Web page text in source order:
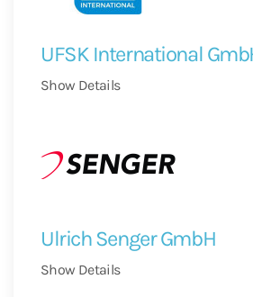
UFSK International
Show Details
Ulrich Senger GmbH
Show Details